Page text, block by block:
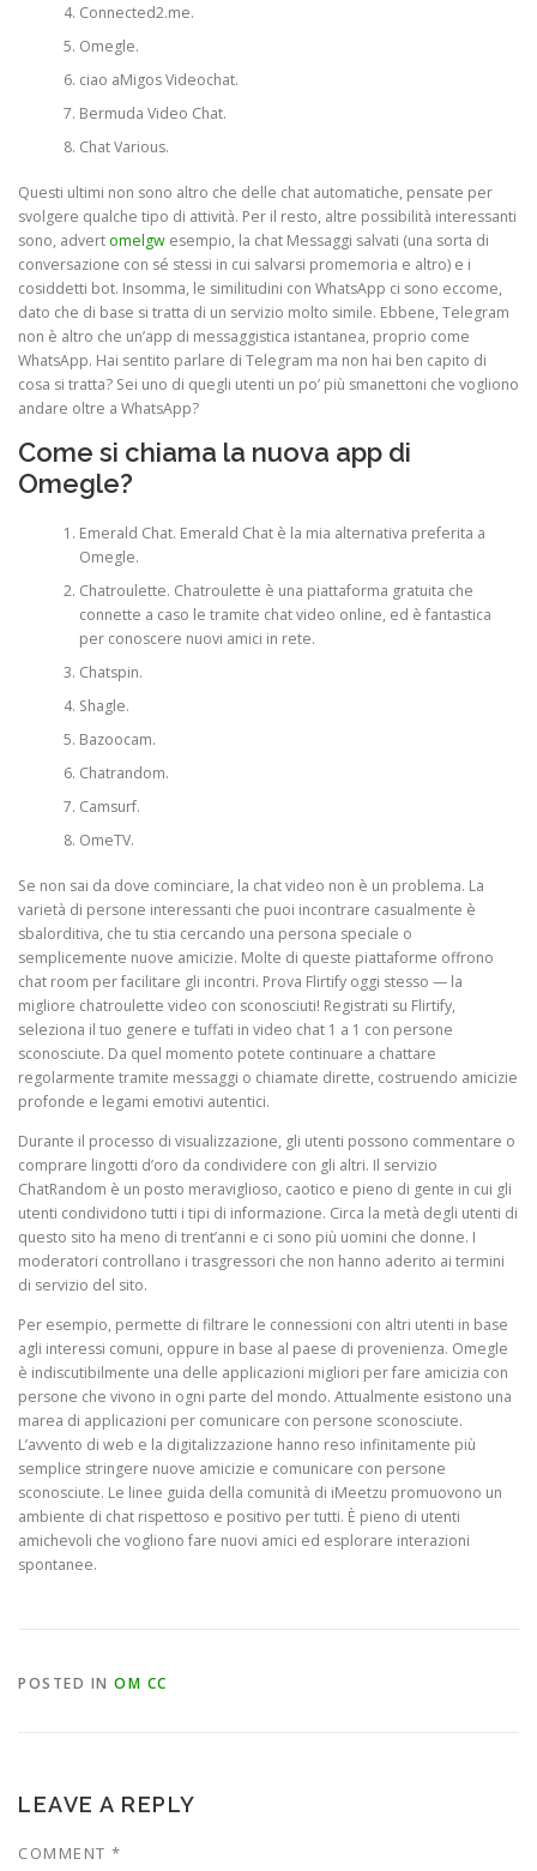
Connected2.me.
Omegle.
ciao aMigos Videochat.
Bermuda Video Chat.
Chat Various.
Questi ultimi non sono altro che delle chat automatiche, pensate per
svolgere qualche tipo di attività. Per il resto, altre possibilità interessanti
sono, advert omelgw esempio, la chat Messaggi salvati (una sorta di
conversazione con sé stessi in cui salvarsi promemoria e altro) e i
cosiddetti bot. Insomma, le similitudini con WhatsApp ci sono eccome,
dato che di base si tratta di un servizio molto simile. Ebbene, Telegram
non è altro che un’app di messaggistica istantanea, proprio come
WhatsApp. Hai sentito parlare di Telegram ma non hai ben capito di
cosa si tratta? Sei uno di quegli utenti un po’ più smanettoni che vogliono
andare oltre a WhatsApp?
Come si chiama la nuova app di
Omegle?
Emerald Chat. Emerald Chat è la mia alternativa preferita a
Omegle.
Chatroulette. Chatroulette è una piattaforma gratuita che
connette a caso le tramite chat video online, ed è fantastica
per conoscere nuovi amici in rete.
Chatspin.
Shagle.
Bazoocam.
Chatrandom.
Camsurf.
OmeTV.
Se non sai da dove cominciare, la chat video non è un problema. La
varietà di persone interessanti che puoi incontrare casualmente è
sbalorditiva, che tu stia cercando una persona speciale o
semplicemente nuove amicizie. Molte di queste piattaforme offrono
chat room per facilitare gli incontri. Prova Flirtify oggi stesso — la
migliore chatroulette video con sconosciuti! Registrati su Flirtify,
seleziona il tuo genere e tuffati in video chat 1 a 1 con persone
sconosciute. Da quel momento potete continuare a chattare
regolarmente tramite messaggi o chiamate dirette, costruendo amicizie
profonde e legami emotivi autentici.
Durante il processo di visualizzazione, gli utenti possono commentare o
comprare lingotti d’oro da condividere con gli altri. Il servizio
ChatRandom è un posto meraviglioso, caotico e pieno di gente in cui gli
utenti condividono tutti i tipi di informazione. Circa la metà degli utenti di
questo sito ha meno di trent’anni e ci sono più uomini che donne. I
moderatori controllano i trasgressori che non hanno aderito ai termini
di servizio del sito.
Per esempio, permette di filtrare le connessioni con altri utenti in base
agli interessi comuni, oppure in base al paese di provenienza. Omegle
è indiscutibilmente una delle applicazioni migliori per fare amicizia con
persone che vivono in ogni parte del mondo. Attualmente esistono una
marea di applicazioni per comunicare con persone sconosciute.
L’avvento di web e la digitalizzazione hanno reso infinitamente più
semplice stringere nuove amicizie e comunicare con persone
sconosciute. Le linee guida della comunità di iMeetzu promuovono un
ambiente di chat rispettoso e positivo per tutti. È pieno di utenti
amichevoli che vogliono fare nuovi amici ed esplorare interazioni
spontanee.
POSTED IN OM CC
LEAVE A REPLY
COMMENT *